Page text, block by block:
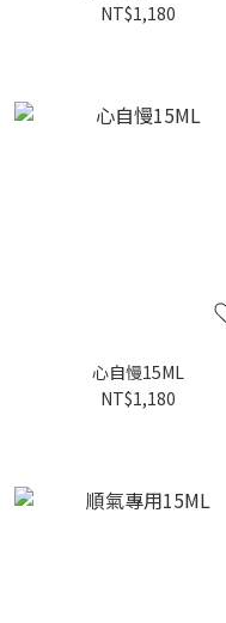
NT$1,180
心自慢15ML
NT$1,180